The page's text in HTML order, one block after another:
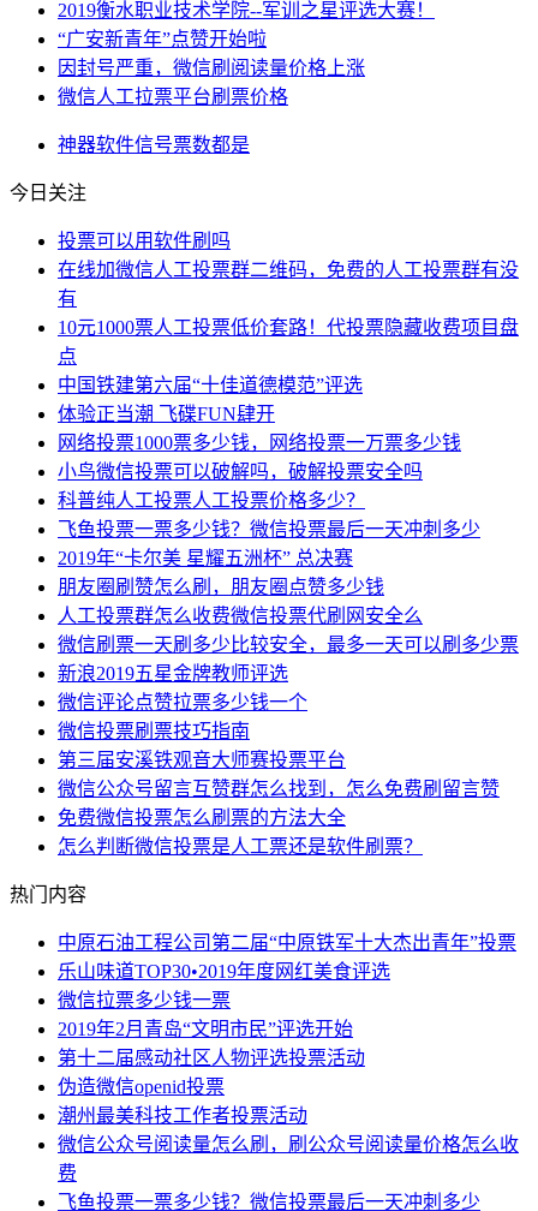
2019衡水职业技术学院--军训之星评选大赛！
“广安新青年”点赞开始啦
因封号严重，微信刷阅读量价格上涨
微信人工拉票平台刷票价格
神器软件信号票数都是
今日关注
投票可以用软件刷吗
在线加微信人工投票群二维码，免费的人工投票群有没
有
10元1000票人工投票低价套路！代投票隐藏收费项目盘
点
中国铁建第六届“十佳道德模范”评选
体验正当潮 飞碟FUN肆开
网络投票1000票多少钱，网络投票一万票多少钱
小鸟微信投票可以破解吗，破解投票安全吗
科普纯人工投票人工投票价格多少？
飞鱼投票一票多少钱？微信投票最后一天冲刺多少
2019年“卡尔美 星耀五洲杯” 总决赛
朋友圈刷赞怎么刷，朋友圈点赞多少钱
人工投票群怎么收费微信投票代刷网安全么
微信刷票一天刷多少比较安全，最多一天可以刷多少票
新浪2019五星金牌教师评选
微信评论点赞拉票多少钱一个
微信投票刷票技巧指南
第三届安溪铁观音大师赛投票平台
微信公众号留言互赞群怎么找到，怎么免费刷留言赞
免费微信投票怎么刷票的方法大全
怎么判断微信投票是人工票还是软件刷票？
热门内容
中原石油工程公司第二届“中原铁军十大杰出青年”投票
乐山味道TOP30•2019年度网红美食评选
微信拉票多少钱一票
2019年2月青岛“文明市民”评选开始
第十二届感动社区人物评选投票活动
伪造微信openid投票
潮州最美科技工作者投票活动
微信公众号阅读量怎么刷，刷公众号阅读量价格怎么收
费
飞鱼投票一票多少钱？微信投票最后一天冲刺多少